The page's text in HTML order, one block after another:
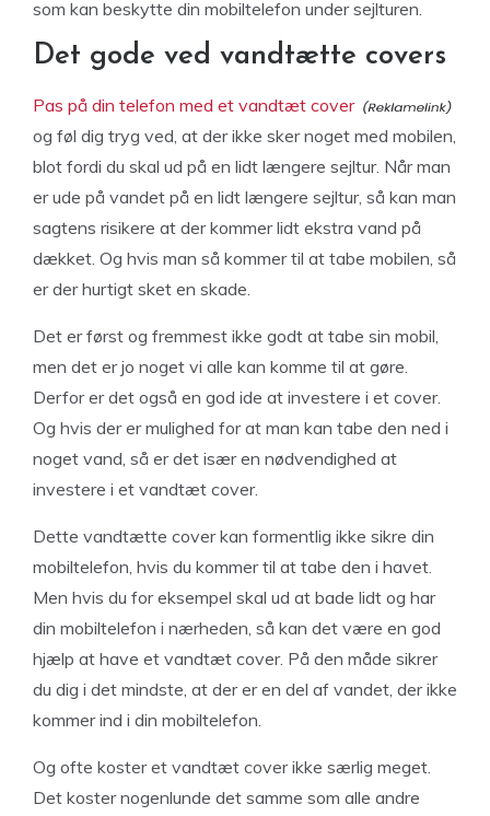
som kan beskytte din mobiltelefon under sejlturen.
Det gode ved vandtætte covers
Pas på din telefon med et vandtæt cover
og føl dig tryg ved, at der ikke sker noget med mobilen,
blot fordi du skal ud på en lidt længere sejltur. Når man
er ude på vandet på en lidt længere sejltur, så kan man
sagtens risikere at der kommer lidt ekstra vand på
dækket. Og hvis man så kommer til at tabe mobilen, så
er der hurtigt sket en skade.
Det er først og fremmest ikke godt at tabe sin mobil,
men det er jo noget vi alle kan komme til at gøre.
Derfor er det også en god ide at investere i et cover.
Og hvis der er mulighed for at man kan tabe den ned i
noget vand, så er det især en nødvendighed at
investere i et vandtæt cover.
Dette vandtætte cover kan formentlig ikke sikre din
mobiltelefon, hvis du kommer til at tabe den i havet.
Men hvis du for eksempel skal ud at bade lidt og har
din mobiltelefon i nærheden, så kan det være en god
hjælp at have et vandtæt cover. På den måde sikrer
du dig i det mindste, at der er en del af vandet, der ikke
kommer ind i din mobiltelefon.
Og ofte koster et vandtæt cover ikke særlig meget.
Det koster nogenlunde det samme som alle andre